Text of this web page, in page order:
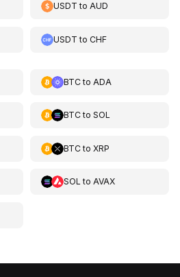
USDT toAUD
USDT toCHF
BTCto ADA
BTCto SOL
BTCto XRP
SOL to AVAX